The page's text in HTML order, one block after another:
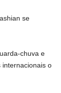
se
chuva e
internacionais o